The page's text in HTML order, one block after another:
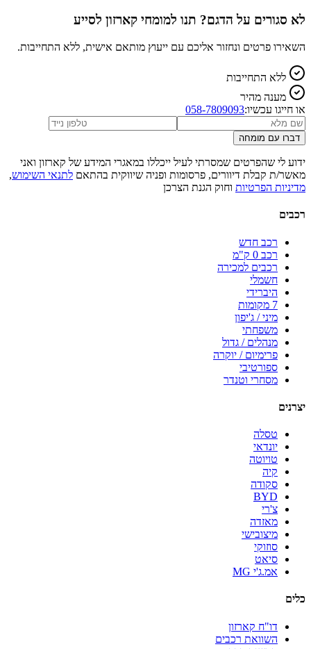
לא סגורים על הדגם? תנו למומחי קארזון לסייע
השאירו פרטים ונחזור אליכם עם ייעוץ מותאם אישית, ללא התחייבות.
ללא התחייבות
מענה מהיר
או חייגו עכשיו:058-7809093
דברו עם מומחה
ידוע לי שהפרטים שמסרתי לעיל ייכללו במאגרי המידע של קארזון ואני
מאשר/ת קבלת דיוורים, פרסומות ופניה שיווקית בהתאם לתנאי השימוש,
מדיניות הפרטיות וחוק הגנת הצרכן
רכבים
רכב חדש
רכב 0 ק"מ
רכבים למכירה
חשמלי
היברידי
7 מקומות
מיני / ג'יפון
משפחתי
מנהלים / גדול
פרימיום / יוקרה
ספורטיבי
מסחרי וטנדר
יצרנים
טסלה
יונדאי
טויוטה
קיה
סקודה
BYD
צ'רי
מאזדה
מיצובישי
סוזוקי
סיאט
אמ.ג'י MG
כלים
דו"ח קארזון
השוואת רכבים